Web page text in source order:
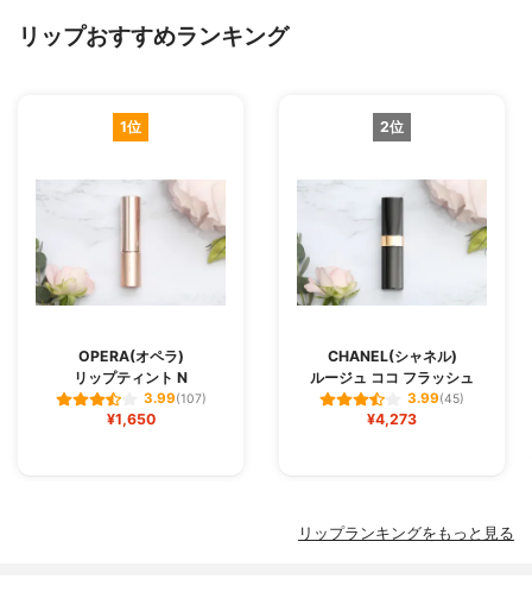
リップおすすめランキング
1位
OPERA(オペラ)
リップティント N
3.99(107)
¥1,650
2位
CHANEL(シャネル)
ルージュ ココ フラッシュ
3.99(45)
¥4,273
リップランキングをもっと見る